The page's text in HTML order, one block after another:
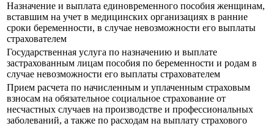
Назначение и выплата единовременного пособия женщинам,
вставшим на учет в медицинских организациях в ранние
сроки беременности, в случае невозможности его выплаты
страхователем
Государственная услуга по назначению и выплате
застрахованным лицам пособия по беременности и родам в
случае невозможности его выплаты страхователем
Прием расчета по начисленным и уплаченным страховым
взносам на обязательное социальное страхование от
несчастных случаев на производстве и профессиональных
заболеваний, а также по расходам на выплату страхового